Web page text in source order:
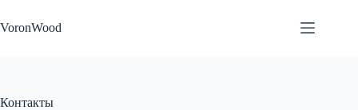
к
сути
VoronWood
Контакты